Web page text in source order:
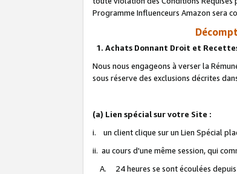
Programme Influenceurs Amazon sera
1. Achats Donnant Droit et
Nous nous engageons à verser la
sous réserve des exclusions décrites
(a) Lien spécial sur votre Site :
i. un client clique sur un Lien Spécial
ii. au cours d'une même session, qui
A. 24 heures se sont écoulées depuis